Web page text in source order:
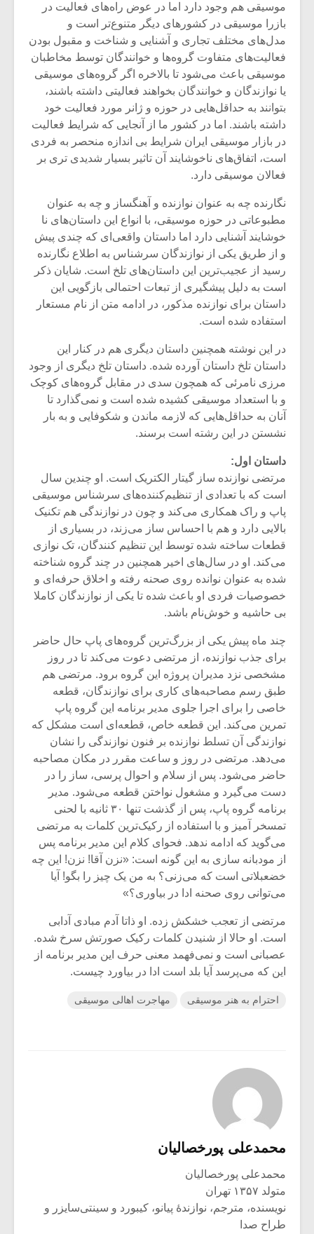
موسیقی هم وجود دارد اما در عوض راه‌های فعالیت در
بازرا موسیقی در کشورهای دیگر متنوع‌تر است و
مدل‌های مختلف تجاری و آشنایی و شناخت و مقبول بودن
فعالیت‌های متفاوت گروه‌ها و خوانندگان توسط مخاطبان
موسیقی باعث می‌شود تا بالاخره اگر گروه‌های موسیقی
یا نوازندگان و خوانندگان بخواهند فعالیتی داشته باشند،
بتوانند به حداقل‌هایی در حوزه و ژانر مورد فعالیت خود
داشته باشند. اما در کشور ما از آنجایی که شرایط فعالیت
در بازار موسیقی ایران شرایط بی اندازه منحصر به فردی
است، اتفاق‌های ناخوشایند آن تاثیر بسیار شدیدی تری بر
فعالان موسیقی دارد.
نگارنده چه به عنوان نوازنده و آهنگساز و چه به عنوان
مطبوعاتی در حوزه موسیقی، با انواع این داستان‌های نا
خوشایند آشنایی دارد اما داستان واقعی‌ای که چندی پیش
و از طریق یکی از نوازندگان سرشناس به اطلاع نگارنده
رسید از عجیب‌ترین این داستان‌های تلخ است. شایان ذکر
است به دلیل پیشگیری از تبعات احتمالی بازگویی این
داستان برای نوازنده مذکور، در ادامه متن از نام مستعار
استفاده شده است.
در این نوشته همچنین داستان دیگری هم در کنار این
داستان تلخ داستان آورده شده. داستان تلخ دیگری از وجود
مرزی نامرئی که همچون سدی در مقابل گروه‌های کوچک
و با استعداد موسیقی کشیده شده است و نمی‌گذارد تا
آنان به حداقل‌هایی که لازمه ماندن و شکوفایی و به بار
نشستن در این رشته است برسند.
داستان اول:
مرتضی نوازنده ساز گیتار الکتریک است. او چندین سال
است که با تعدادی از تنظیم‌کننده‌های سرشناس موسیقی
پاپ و راک همکاری می‌کند و چون در نوازندگی هم تکنیک
بالایی دارد و هم با احساس ساز می‌زند، در بسیاری از
قطعات ساخته شده توسط این تنظیم کنندگان، تک نوازی
می‌کند. او در سال‌های اخیر همچنین در چند گروه شناخته
شده به عنوان نوانده روی صحنه رفته و اخلاق حرفه‌ای و
خصوصیات فردی او باعث شده تا یکی از نوازندگان کاملا
بی حاشیه و خوش‌نام باشد.
چند ماه پیش یکی از بزرگ‌ترین گروه‌های پاپ حال حاضر
برای جذب نوازنده، از مرتضی دعوت می‌کند تا در روز
مشخصی نزد مدیران پروژه این گروه برود. مرتضی هم
طبق رسم مصاحبه‌های کاری برای نوازندگان، قطعه
خاصی را برای اجرا جلوی مدیر برنامه این گروه پاپ
تمرین می‌کند. این قطعه خاص، قطعه‌ای است مشکل که
نوازندگی آن تسلط نوازنده بر فنون نوازندگی را نشان
می‌دهد. مرتضی در روز و ساعت مقرر در مکان مصاحبه
حاضر می‌شود. پس از سلام و احوال پرسی، ساز را در
دست می‌گیرد و مشغول نواختن قطعه می‌شود. مدیر
برنامه گروه پاپ، پس از گذشت تنها ۳۰ ثانیه با لحنی
تمسخر آمیز و با استفاده از رکیک‌ترین کلمات به مرتضی
می‌گوید که ادامه ندهد. فحوای کلام این مدیر برنامه پس
از مودبانه سازی به این گونه است: «نزن آقا! نزن! این چه
خضعبلاتی است که می‌زنی؟ به من یک چیز را بگو! آیا
می‌توانی روی صحنه ادا در بیاوری؟»
مرتضی از تعجب خشکش زده. او ذاتا آدم مبادی آدابی
است. او حالا از شنیدن کلمات رکیک صورتش سرخ شده.
عصبانی است و نمی‌فهمد معنی حرف این مدیر برنامه از
این که می‌پرسد آیا بلد است ادا در بیاورد چیست.
احترام به هنر موسیقی مهاجرت اهالی موسیقی
محمدعلی پورخصالیان
محمدعلی پورخصالیان
متولد ۱۳۵۷ تهران
نویسنده، مترجم، نوازندۀ پیانو، کیبورد و سینتی‌سایزر و
طراح صدا
یادداشتی بر موسیقی
متن فیلم «متری
شیش و نیم»
مشهورترین باشی،
بدنام ترین باش
دوره
موسیقی
برگزار